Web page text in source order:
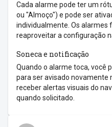
Cada alarme pode ter um
ou "Almoço") e pode ser
individualmente. Os alarmes
reaproveitar a configuração
Soneca e notificação
Quando o alarme toca, você
para ser avisado novamente
receber alertas visuais do
quando solicitado.